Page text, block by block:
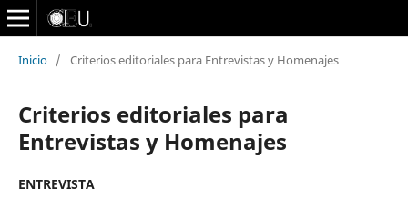
Inicio / Criterios editoriales para Entrevistas y Homenajes
Criterios editoriales para
Entrevistas y Homenajes
ENTREVISTA